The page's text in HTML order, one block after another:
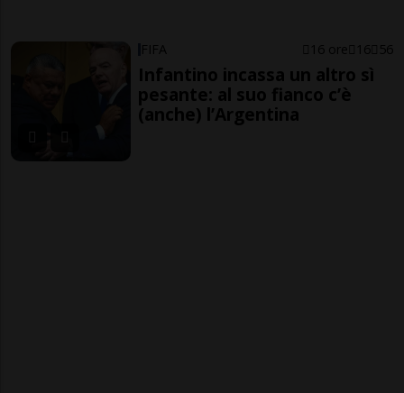
FIFA 16 ore 16 56
Infantino incassa un altro sì
pesante: al suo fianco c’è
(anche) l’Argentina